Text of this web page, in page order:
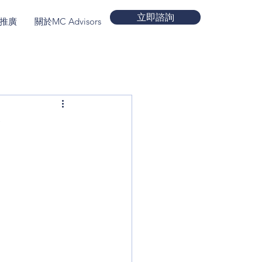
廣 關於MC Advisors More立即諮詢